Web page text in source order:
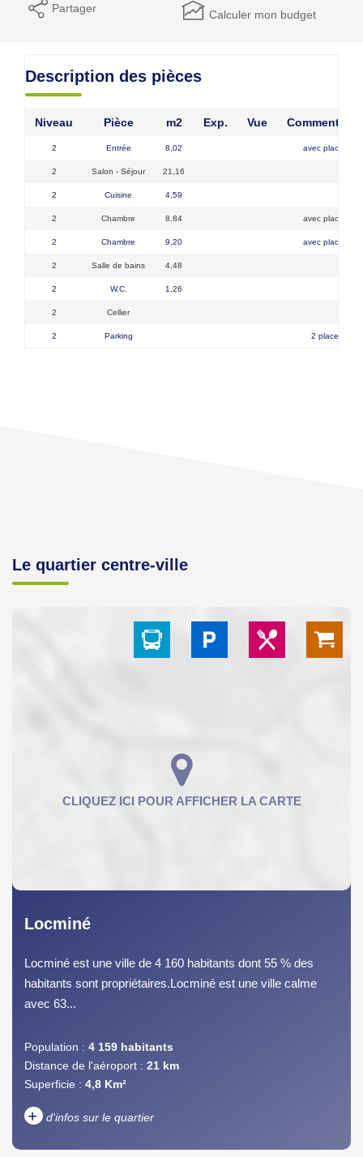
Partager Calculer mon budget
Description des pièces
Niveau Pièce m2 Exp. Vue
2 Entrée 8,02 avec placard
2 Salon - Séjour 21,16
2 Cuisine 4,59
2 Chambre 8,84 avec placard
2 Chambre 9,20 avec placard
2 Salle de bains 4,48
2 W.C. 1,26
2 Cellier
2 Parking 2 places
Le quartier centre-ville
Locminé
Locminé est une ville de 4 160 habitants dont 55 % des
habitants sont propriétaires.Locminé est une ville calme
avec 63...
Population : 4 159 habitants
Distance de l'aéroport : 21 km
Superficie : 4,8 Km²
+ d'infos sur le quartier